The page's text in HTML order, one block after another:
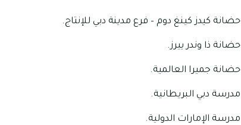
حضانة كيدز كينغ دوم – فرع مدينة دبي للإنتاج.
حضانة ذا وندر ييرز.
حضانة جميرا العالمية.
مدرسة دبي البريطانية.
مدرسة الإمارات الدولية.